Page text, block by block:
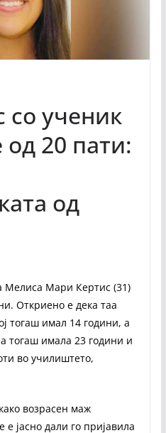
со ученик
од 20 пати:
од
Мелиса Мари Кертис (31)
Откриено е дека таа
тогаш имал 14 години, а
тогаш имала 23 години и
во училиштето,
возрасен маж
е јасно дали го пријавила